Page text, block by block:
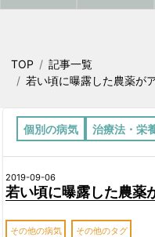
TOP
記事一覧
若い頃に曝露した農薬が
個別の病気 治療法・栄
2019-09-06
若い頃に曝露した農薬
その他の病気 その他のタグ